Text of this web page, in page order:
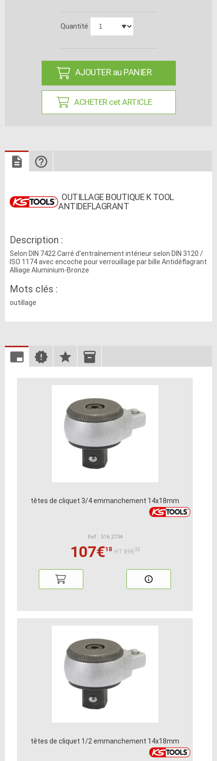
Quantité
AJOUTER au PANIER
ACHETER cet ARTICLE
OUTILLAGE BOUTIQUE K TOOL
ANTIDEFLAGRANT
Description :
Selon DIN 7422 Carré d'entraînement intérieur selon DIN 3120 /
ISO 1174 avec encoche pour verrouillage par bille Antidéflagrant
Alliage Aluminium-Bronze
Mots clés :
outillage
têtes de cliquet 3/4 emmanchement 14x18mm
Ref : 516.2734
107€18 HT:89€32
têtes de cliquet 1/2 emmanchement 14x18mm